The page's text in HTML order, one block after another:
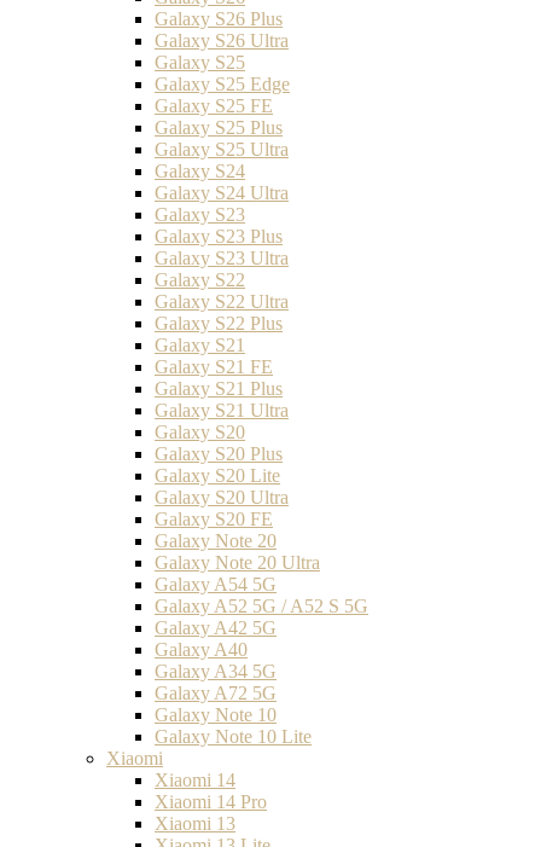
Galaxy S26 Plus
Galaxy S26 Ultra
Galaxy S25
Galaxy S25 Edge
Galaxy S25 FE
Galaxy S25 Plus
Galaxy S25 Ultra
Galaxy S24
Galaxy S24 Ultra
Galaxy S23
Galaxy S23 Plus
Galaxy S23 Ultra
Galaxy S22
Galaxy S22 Ultra
Galaxy S22 Plus
Galaxy S21
Galaxy S21 FE
Galaxy S21 Plus
Galaxy S21 Ultra
Galaxy S20
Galaxy S20 Plus
Galaxy S20 Lite
Galaxy S20 Ultra
Galaxy S20 FE
Galaxy Note 20
Galaxy Note 20 Ultra
Galaxy A54 5G
Galaxy A52 5G / A52 S 5G
Galaxy A42 5G
Galaxy A40
Galaxy A34 5G
Galaxy A72 5G
Galaxy Note 10
Galaxy Note 10 Lite
Xiaomi
Xiaomi 14
Xiaomi 14 Pro
Xiaomi 13